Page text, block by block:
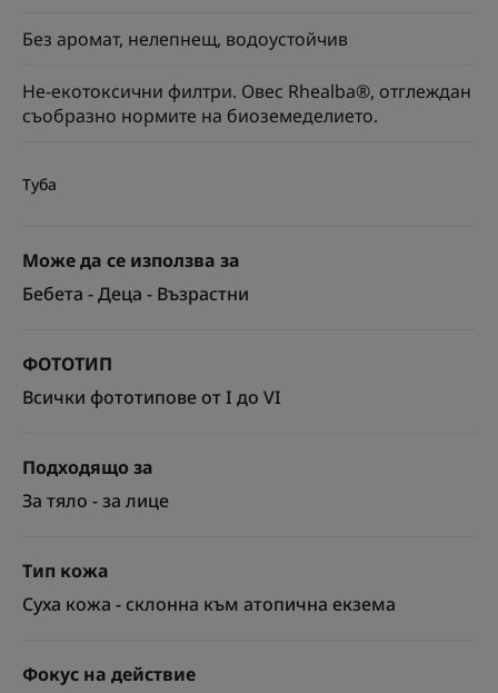
Без аромат, нелепнещ, водоустойчив
Не-екотоксични филтри. Овес Rhealba®, отглеждан
съобразно нормите на биоземеделието.
Туба
Може да се използва за
Бебета - Деца - Възрастни
ФОТОТИП
Всички фототипове от I до VI
Подходящо за
За тяло - за лице
Тип кожа
Суха кожа - склонна към атопична екзема
Фокус на действие